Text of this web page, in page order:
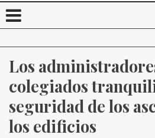
Los
colegiados
seguridad de los
los edificios